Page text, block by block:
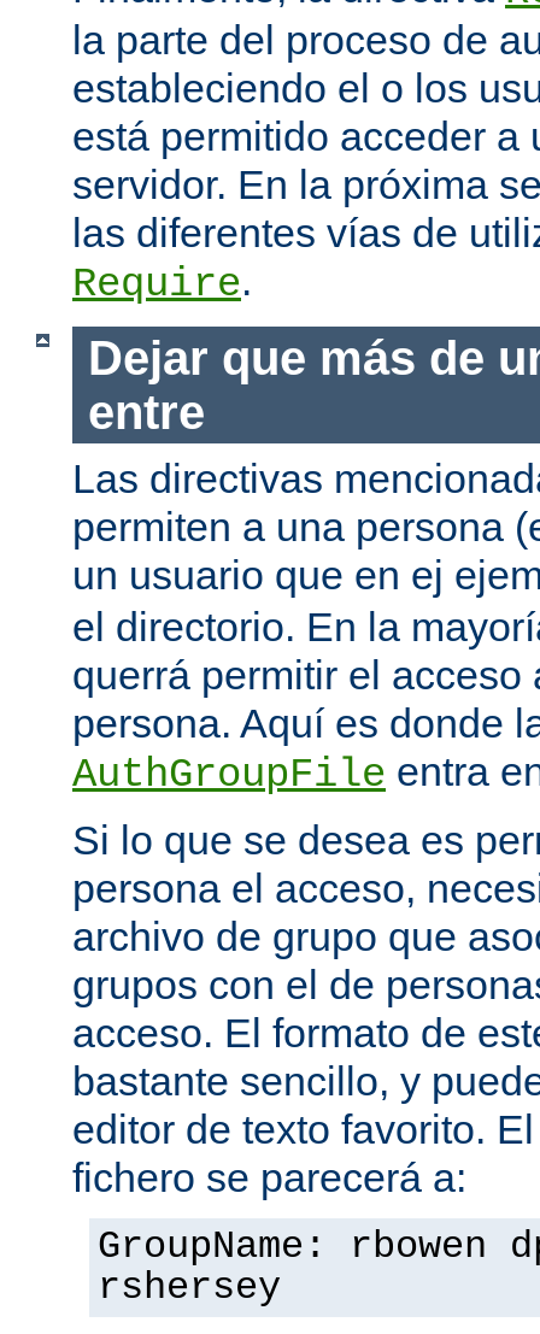
la parte del proceso de
estableciendo el o los
está permitido acceder a
servidor. En la próxima
las diferentes vías de
Require.
Dejar que más de
entre
Las directivas
permiten a una persona
un usuario que en ej
el directorio. En la
querrá permitir el acceso
persona. Aquí es donde
AuthGroupFile entra
Si lo que se desea es
persona el acceso,
archivo de grupo que
grupos con el de
acceso. El formato de
bastante sencillo, y
editor de texto favorito.
fichero se parecerá a:
GroupName: rbowen
rshersey